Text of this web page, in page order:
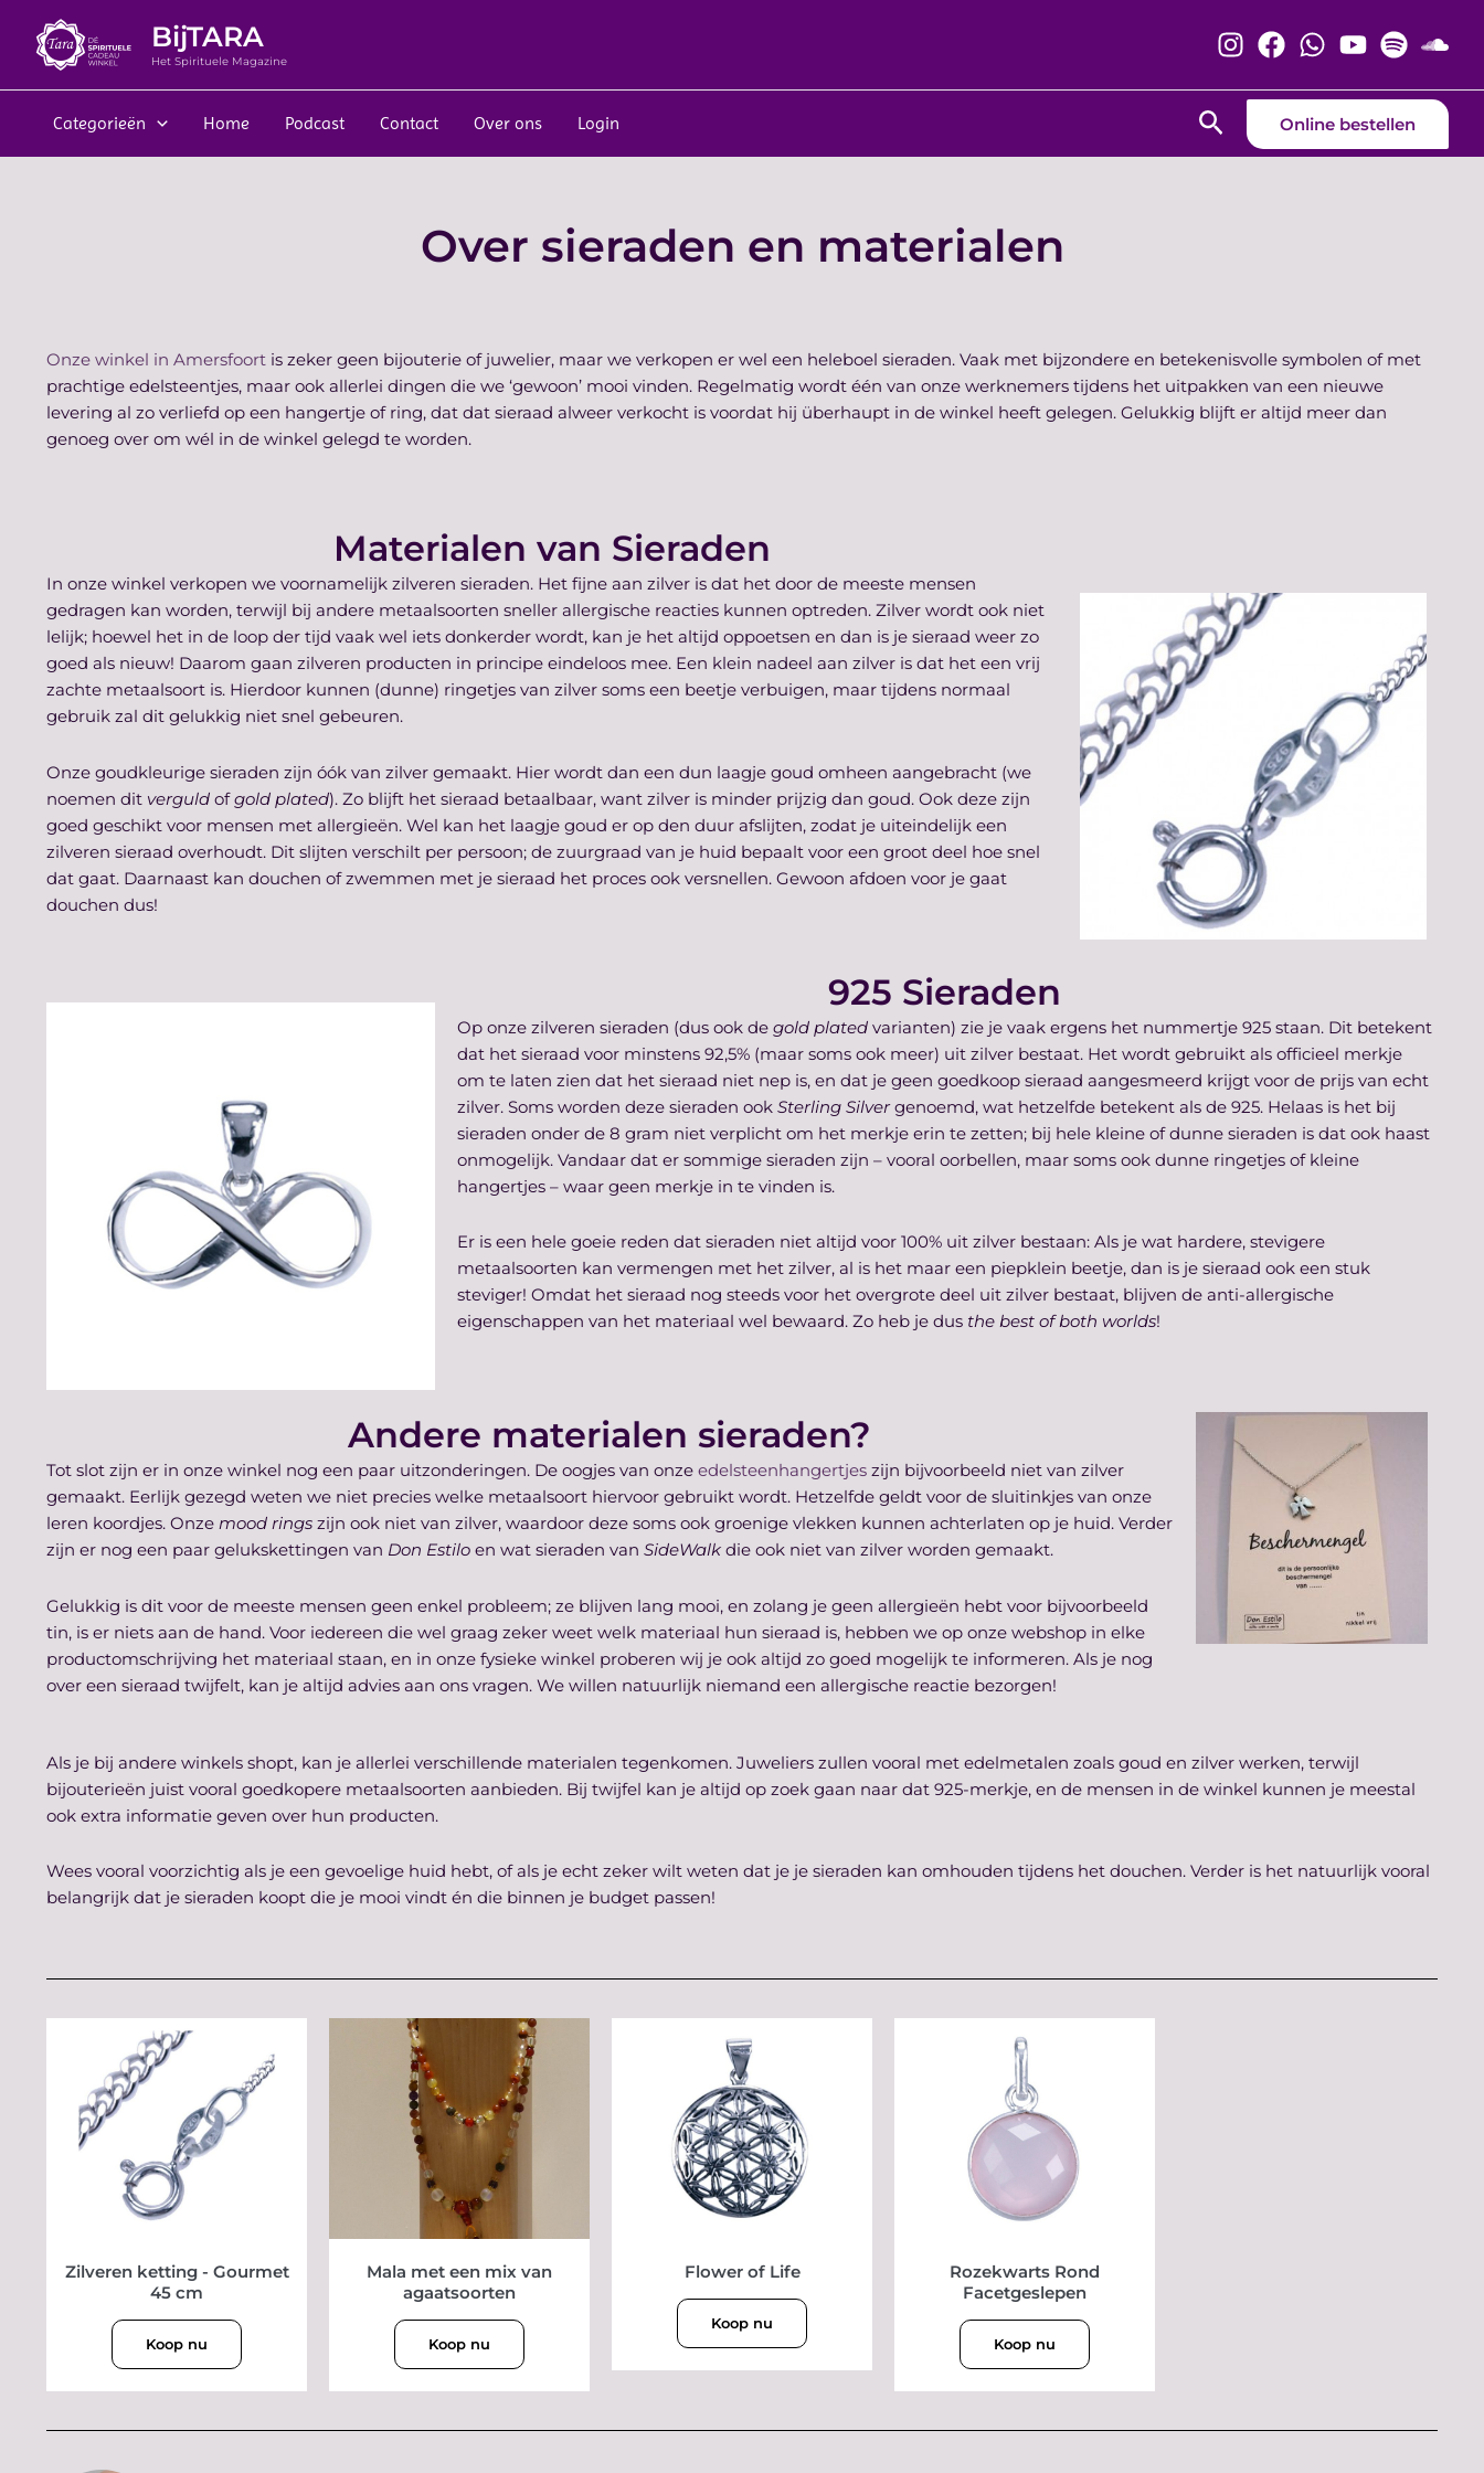
inhoud
BijTARA
Het Spirituele Magazine
Categorieën Home Podcast Contact Over ons Login ZoekenOnline bestellen
Over sieraden en materialen
Onze winkel in Amersfoort is zeker geen bijouterie of juwelier, maar we verkopen er wel een heleboel sieraden. Vaak met bijzondere en betekenisvolle symbolen of met
prachtige edelsteentjes, maar ook allerlei dingen die we ‘gewoon’ mooi vinden. Regelmatig wordt één van onze werknemers tijdens het uitpakken van een nieuwe
levering al zo verliefd op een hangertje of ring, dat dat sieraad alweer verkocht is voordat hij überhaupt in de winkel heeft gelegen. Gelukkig blijft er altijd meer dan
genoeg over om wél in de winkel gelegd te worden.
Materialen van Sieraden
In onze winkel verkopen we voornamelijk zilveren sieraden. Het fijne aan zilver is dat het door de meeste mensen
gedragen kan worden, terwijl bij andere metaalsoorten sneller allergische reacties kunnen optreden. Zilver wordt ook niet
lelijk; hoewel het in de loop der tijd vaak wel iets donkerder wordt, kan je het altijd oppoetsen en dan is je sieraad weer zo
goed als nieuw! Daarom gaan zilveren producten in principe eindeloos mee. Een klein nadeel aan zilver is dat het een vrij
zachte metaalsoort is. Hierdoor kunnen (dunne) ringetjes van zilver soms een beetje verbuigen, maar tijdens normaal
gebruik zal dit gelukkig niet snel gebeuren.
Onze goudkleurige sieraden zijn óók van zilver gemaakt. Hier wordt dan een dun laagje goud omheen aangebracht (we
noemen dit verguld ofgold plated). Zo blijft het sieraad betaalbaar, want zilver is minder prijzig dan goud. Ook deze zijn
goed geschikt voor mensen met allergieën. Wel kan het laagje goud er op den duur afslijten, zodat je uiteindelijk een
zilveren sieraad overhoudt. Dit slijten verschilt per persoon; de zuurgraad van je huid bepaalt voor een groot deel hoe snel
dat gaat. Daarnaast kan douchen of zwemmen met je sieraad het proces ook versnellen. Gewoon afdoen voor je gaat
douchen dus!
925 Sieraden
Op onze zilveren sieraden (dus ook de gold platedvarianten) zie je vaak ergens het nummertje 925 staan. Dit betekent
dat het sieraad voor minstens 92,5% (maar soms ook meer) uit zilver bestaat. Het wordt gebruikt als officieel merkje
om te laten zien dat het sieraad niet nep is, en dat je geen goedkoop sieraad aangesmeerd krijgt voor de prijs van echt
zilver. Soms worden deze sieraden ook Sterling Silvergenoemd, wat hetzelfde betekent als de 925. Helaas is het bij
sieraden onder de 8 gram niet verplicht om het merkje erin te zetten; bij hele kleine of dunne sieraden is dat ook haast
onmogelijk. Vandaar dat er sommige sieraden zijn – vooral oorbellen, maar soms ook dunne ringetjes of kleine
hangertjes – waar geen merkje in te vinden is.
Er is een hele goeie reden dat sieraden niet altijd voor 100% uit zilver bestaan: Als je wat hardere, stevigere
metaalsoorten kan vermengen met het zilver, al is het maar een piepklein beetje, dan is je sieraad ook een stuk
steviger! Omdat het sieraad nog steeds voor het overgrote deel uit zilver bestaat, blijven de anti-allergische
eigenschappen van het materiaal wel bewaard. Zo heb je dus the best of both worlds!
Andere materialen sieraden?
Tot slot zijn er in onze winkel nog een paar uitzonderingen. De oogjes van onze edelsteenhangertjes zijn bijvoorbeeld niet van zilver
gemaakt. Eerlijk gezegd weten we niet precies welke metaalsoort hiervoor gebruikt wordt. Hetzelfde geldt voor de sluitinkjes van onze
leren koordjes. Onze mood rings zijn ook niet van zilver, waardoor deze soms ook groenige vlekken kunnen achterlaten op je huid. Verder
zijn er nog een paar gelukskettingen van Don Estilo en wat sieraden van SideWalk die ook niet van zilver worden gemaakt.
Gelukkig is dit voor de meeste mensen geen enkel probleem; ze blijven lang mooi, en zolang je geen allergieën hebt voor bijvoorbeeld
tin, is er niets aan de hand. Voor iedereen die wel graag zeker weet welk materiaal hun sieraad is, hebben we op onze webshop in elke
productomschrijving het materiaal staan, en in onze fysieke winkel proberen wij je ook altijd zo goed mogelijk te informeren. Als je nog
over een sieraad twijfelt, kan je altijd advies aan ons vragen. We willen natuurlijk niemand een allergische reactie bezorgen!
Als je bij andere winkels shopt, kan je allerlei verschillende materialen tegenkomen. Juweliers zullen vooral met edelmetalen zoals goud en zilver werken, terwijl
bijouterieën juist vooral goedkopere metaalsoorten aanbieden. Bij twijfel kan je altijd op zoek gaan naar dat 925-merkje, en de mensen in de winkel kunnen je meestal
ook extra informatie geven over hun producten.
Wees vooral voorzichtig als je een gevoelige huid hebt, of als je echt zeker wilt weten dat je je sieraden kan omhouden tijdens het douchen. Verder is het natuurlijk vooral
belangrijk dat je sieraden koopt die je mooi vindt én die binnen je budget passen!
Zilveren ketting - Gourmet
45 cm
Koop nu
Mala met een mix van
agaatsoorten
Koop nu
Flower of Life
Koop nu
Rozekwarts Rond
Facetgeslepen
Koop nu